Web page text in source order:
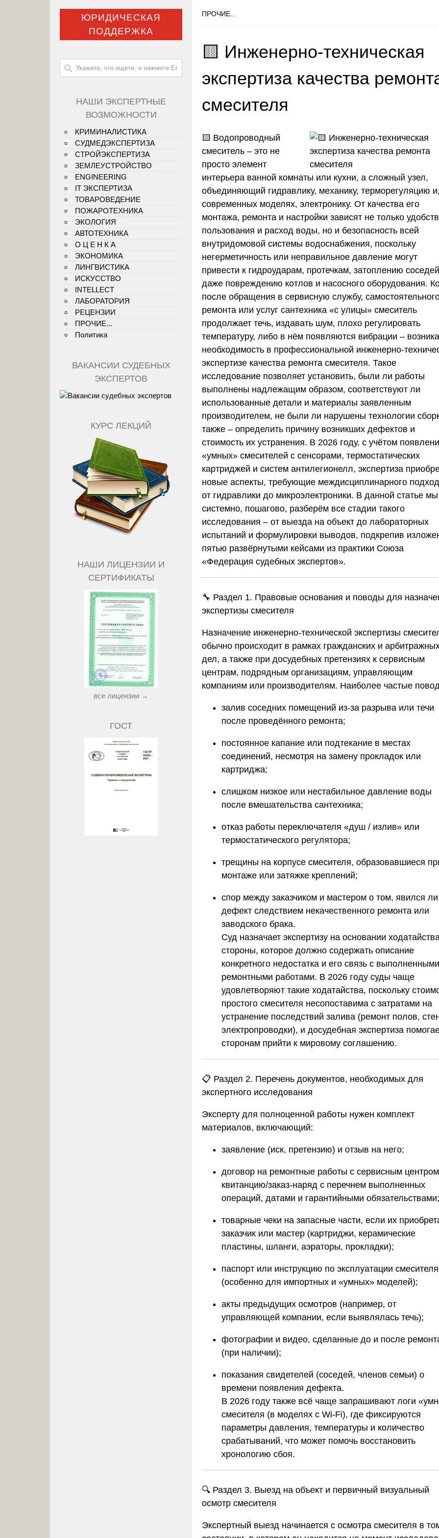
ПРОЧИЕ...
🟨 Инженерно-техническая
экспертиза качества
смесителя
🟨 Водопроводный
смеситель – это не
просто элемент
интерьера ванной комнаты или кухни, а сложный узел,
объединяющий гидравлику, механику, терморегуляцию
современных моделях, электронику. От качества его
монтажа, ремонта и настройки зависят не только
пользования и расход воды, но и безопасность всей
внутридомовой системы водоснабжения, поскольку
негерметичность или неправильное давление могут
привести к гидроударам, протечкам, затоплению
даже повреждению котлов и насосного оборудования.
после обращения в сервисную службу,
ремонта или услуг сантехника «с улицы» смеситель
продолжает течь, издавать шум, плохо регулировать
температуру, либо в нём появляются вибрации –
необходимость в профессиональной инженерно-
экспертизе качества ремонта смесителя. Такое
исследование позволяет установить, были ли работы
выполнены надлежащим образом, соответствуют ли
использованные детали и материалы заявленным
производителем, не были ли нарушены технологии
также – определить причину возникших дефектов и
стоимость их устранения. В 2026 году, с учётом
«умных» смесителей с сенсорами, термостатических
картриджей и систем антилегионелл, экспертиза
новые аспекты, требующие междисциплинарного
от гидравлики до микроэлектроники. В данной статье мы
системно, пошагово, разберём все стадии такого
исследования – от выезда на объект до лабораторных
испытаний и формулировки выводов, подкрепив
пятью развёрнутыми кейсами из практики Союза
«Федерация судебных экспертов».
🔧 Раздел 1. Правовые основания и поводы для
экспертизы смесителя
Назначение инженерно-технической экспертизы
обычно происходит в рамках гражданских и
дел, а также при досудебных претензиях к сервисным
центрам, подрядным организациям, управляющим
компаниям или производителям. Наиболее частые
залив соседних помещений из-за разрыва или течи
после проведённого ремонта;
постоянное капание или подтекание в местах
соединений, несмотря на замену прокладок или
картриджа;
слишком низкое или нестабильное давление воды
после вмешательства сантехника;
отказ работы переключателя «душ / излив» или
термостатического регулятора;
трещины на корпусе смесителя, образовавшиеся
монтаже или затяжке креплений;
спор между заказчиком и мастером о том, явился ли
дефект следствием некачественного ремонта или
заводского брака.
Суд назначает экспертизу на основании
стороны, которое должно содержать описание
конкретного недостатка и его связь с выполненными
ремонтными работами. В 2026 году суды чаще
удовлетворяют такие ходатайства, поскольку
простого смесителя несопоставима с затратами на
устранение последствий залива (ремонт полов,
электропроводки), и досудебная экспертиза
сторонам прийти к мировому соглашению.
📋 Раздел 2. Перечень документов, необходимых для
экспертного исследования
Эксперту для полноценной работы нужен комплект
материалов, включающий:
заявление (иск, претензию) и отзыв на него;
договор на ремонтные работы с сервисным
квитанцию/заказ-наряд с перечнем выполненных
операций, датами и гарантийными обязательствами;
товарные чеки на запасные части, если их
заказчик или мастер (картриджи, керамические
пластины, шланги, аэраторы, прокладки);
паспорт или инструкцию по эксплуатации смесителя
(особенно для импортных и «умных» моделей);
акты предыдущих осмотров (например, от
управляющей компании, если выявлялась течь);
фотографии и видео, сделанные до и после
(при наличии);
показания свидетелей (соседей, членов семьи) о
времени появления дефекта.
В 2026 году также всё чаще запрашивают логи
смесителя (в моделях с Wi-Fi), где фиксируются
параметры давления, температуры и количество
срабатываний, что может помочь восстановить
хронологию сбоя.
🔍 Раздел 3. Выезд на объект и первичный визуальный
осмотр смесителя
Экспертный выезд начинается с осмотра смесителя в
ЮРИДИЧЕСКАЯ
ПОДДЕРЖКА
НАШИ ЭКСПЕРТНЫЕ
ВОЗМОЖНОСТИ
КРИМИНАЛИСТИКА
СУДМЕДЭКСПЕРТИЗА
СТРОЙЭКСПЕРТИЗА
ЗЕМЛЕУСТРОЙСТВО
ENGINEERING
IT ЭКСПЕРТИЗА
ТОВАРОВЕДЕНИЕ
ПОЖАРОТЕХНИКА
ЭКОЛОГИЯ
АВТОТЕХНИКА
О Ц Е Н К А
ЭКОНОМИКА
ЛИНГВИСТИКА
ИСКУССТВО
INTELLECT
ЛАБОРАТОРИЯ
РЕЦЕНЗИИ
ПРОЧИЕ...
Политика
ВАКАНСИИ СУДЕБНЫХ
ЭКСПЕРТОВ
КУРС ЛЕКЦИЙ
НАШИ ЛИЦЕНЗИИ И
СЕРТИФИКАТЫ
все лицензии →
ГОСТ